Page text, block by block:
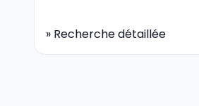
» Recherche détaillée